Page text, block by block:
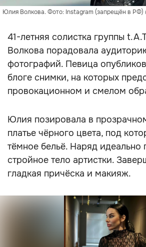
Юлия Волкова. Фото: Instagram (запрещён в РФ)
41-летняя солистка группы
Волкова порадовала
фотографий. Певица
блоге снимки, на которых
провокационном и смелом
Юлия позировала в
платье чёрного цвета, под
тёмное бельё. Наряд идеально
стройное тело артистки.
гладкая причёска и макияж.